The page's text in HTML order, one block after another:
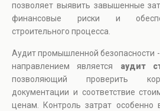
позволяет выявить завышенные
финансовые риски и
строительного процесса.
Аудит промышленной безопасности
направлением является аудит
позволяющий проверить
документации и соответствие
ценам. Контроль затрат особенно